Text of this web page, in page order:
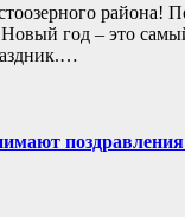
района!
год – это